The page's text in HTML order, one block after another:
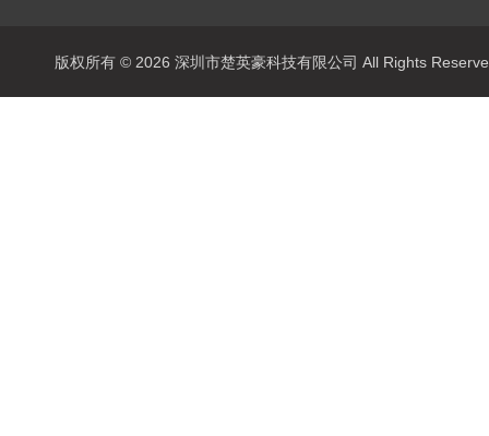
版权所有 © 2026 深圳市楚英豪科技有限公司 All Rights